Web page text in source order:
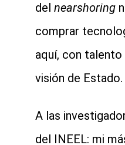
del nearshoring
comprar
aquí, con talento
visión de Estado.
A las
del INEEL: mi